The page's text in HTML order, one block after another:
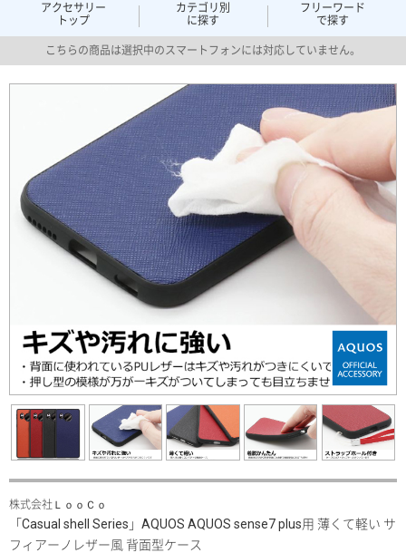
アクセサリー
トップ
カテゴリ別
に探す
フリーワード
で探す
こちらの商品は選択中のスマートフォンには対応していません。
株式会社ＬｏｏＣｏ
「Casual shell Series」AQUOS AQUOS sense7 plus用 薄くて軽い サ
フィアーノレザー風 背面型ケース